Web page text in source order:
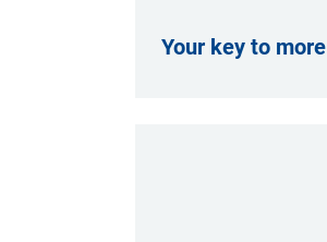
Your key to more